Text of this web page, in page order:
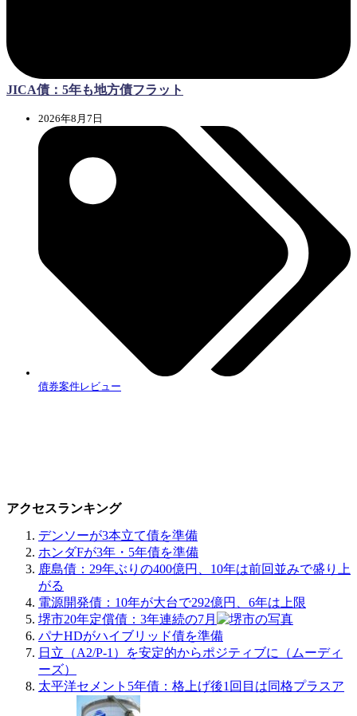
JICA債：5年も地方債フラット
2026年8月7日
債券案件レビュー
アクセスランキング
デンソーが3本立て債を準備
ホンダFが3年・5年債を準備
鹿島債：29年ぶりの400億円、10年は前回並みで盛り上
がる
電源開発債：10年が大台で292億円、6年は上限
堺市20年定償債：3年連続の7月
パナHDがハイブリッド債を準備
日立（A2/P-1）を安定的からポジティブに（ムーディ
ーズ）
太平洋セメント5年債：格上げ後1回目は同格プラスア